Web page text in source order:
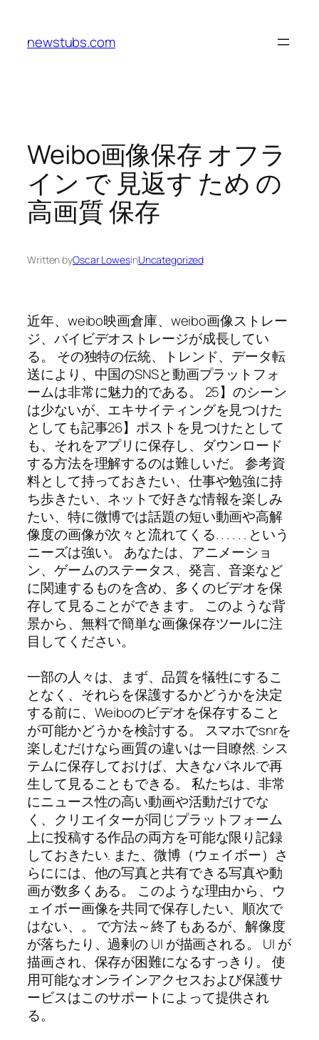
content
newstubs.com
Weibo画像保存 オフラ
イン で 見返す ため の
高画質 保存
Written byOscar LowesinUncategorized
近年、weibo映画倉庫、weibo画像ストレー
ジ、バイビデオストレージが成長してい
る。 その独特の伝統、トレンド、データ転
送により、中国のSNSと動画プラットフォ
ームは非常に魅力的である。 25】のシーン
は少ないが、エキサイティングを見つけた
としても記事26】ポストを見つけたとして
も、それをアプリに保存し、ダウンロード
する方法を理解するのは難しいだ。 参考資
料として持っておきたい、仕事や勉強に持
ち歩きたい、ネットで好きな情報を楽しみ
たい、特に微博では話題の短い動画や高解
像度の画像が次々と流れてくる. . . . . . という
ニーズは強い。 あなたは、アニメーショ
ン、ゲームのステータス、発言、音楽など
に関連するものを含め、多くのビデオを保
存して見ることができます。 このような背
景から、無料で簡単な画像保存ツールに注
目してください。
一部の人々は、まず、品質を犠牲にするこ
となく、それらを保護するかどうかを決定
する前に、Weiboのビデオを保存すること
が可能かどうかを検討する。 スマホでsnrを
楽しむだけなら画質の違いは一目瞭然. シス
テムに保存しておけば、大きなパネルで再
生して見ることもできる。 私たちは、非常
にニュース性の高い動画や活動だけでな
く、クリエイターが同じプラットフォーム
上に投稿する作品の両方を可能な限り記録
しておきたい. また、微博（ウェイボー）さ
らにには、他の写真と共有できる写真や動
画が数多くある。 このような理由から、ウ
ェイボー画像を共同で保存したい、順次で
はない、。 で方法～終了もあるが、解像度
が落ちたり、過剰の UI が描画される。 UI が
描画され、保存が困難になるすっきり。 使
用可能なオンラインアクセスおよび保護サ
ービスはこのサポートによって提供され
る。